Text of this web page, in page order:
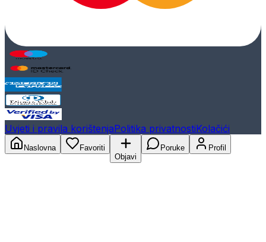
Uvjeti i pravila korištenjaPolitika privatnostiKolačići
Naslovna
Favoriti
Objavi
Poruke Profil